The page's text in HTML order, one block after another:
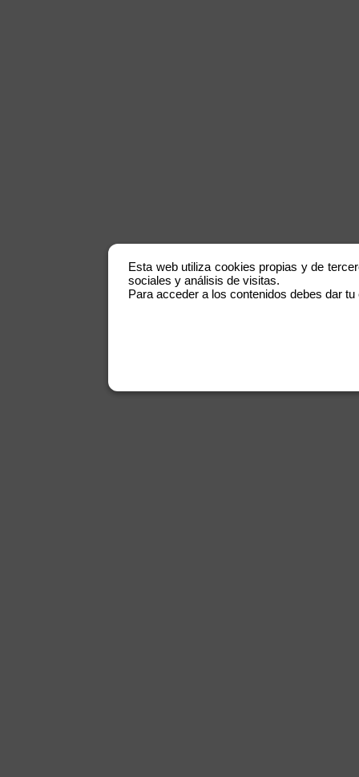
Esta web utiliza cookies propias y de
sociales y análisis de visitas.
Para acceder a los contenidos debes dar